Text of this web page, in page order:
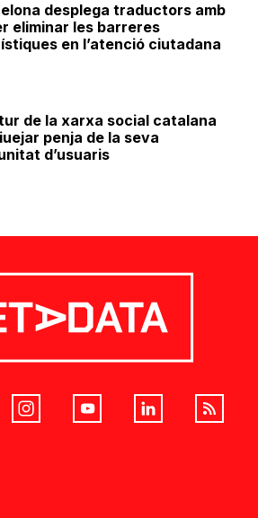
desplega traductors amb
eliminar les barreres
en l’atenció ciutadana
de la xarxa social catalana
penja de la seva
d’usuaris